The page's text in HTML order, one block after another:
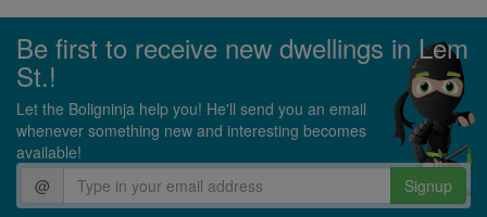
Be first to receive new dwellings in Lem
St.!
Let the Boligninja help you! He'll send you an email
whenever something new and interesting becomes
available!
@
Signup